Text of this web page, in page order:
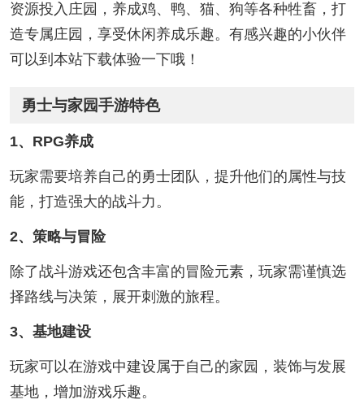
资源投入庄园，养成鸡、鸭、猫、狗等各种牲畜，打
造专属庄园，享受休闲养成乐趣。有感兴趣的小伙伴
可以到本站下载体验一下哦！
勇士与家园手游特色
1、RPG养成
玩家需要培养自己的勇士团队，提升他们的属性与技
能，打造强大的战斗力。
2、策略与冒险
除了战斗游戏还包含丰富的冒险元素，玩家需谨慎选
择路线与决策，展开刺激的旅程。
3、基地建设
玩家可以在游戏中建设属于自己的家园，装饰与发展
基地，增加游戏乐趣。